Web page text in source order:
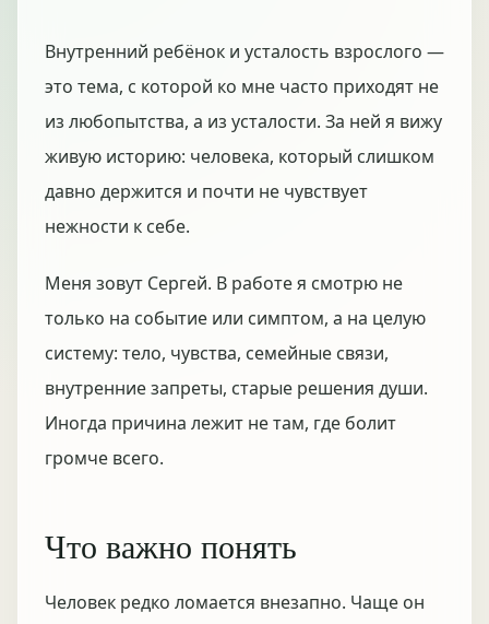
Внутренний ребёнок и усталость взрослого —
это тема, с которой ко мне часто приходят не
из любопытства, а из усталости. За ней я вижу
живую историю: человека, который слишком
давно держится и почти не чувствует
нежности к себе.
Меня зовут Сергей. В работе я смотрю не
только на событие или симптом, а на целую
систему: тело, чувства, семейные связи,
внутренние запреты, старые решения души.
Иногда причина лежит не там, где болит
громче всего.
Что важно понять
Человек редко ломается внезапно. Чаще он